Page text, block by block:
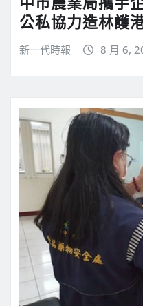
公私協力造林護
新一代時報 8 月 6,